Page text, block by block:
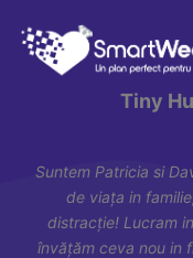
Tiny
Suntem Patricia si
de viața in
distracție! Lucram
învățăm ceva nou in